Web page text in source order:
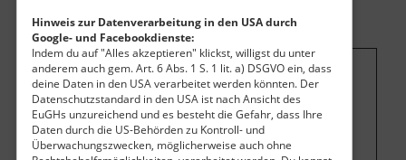
Hinweis zur Datenverarbeitung in den USA durch
Google- und Facebookdienste:
Indem du auf "Alles akzeptieren" klickst, willigst du unter
anderem auch gem. Art. 6 Abs. 1 S. 1 lit. a) DSGVO ein, dass
deine Daten in den USA verarbeitet werden könnten. Der
Datenschutzstandard in den USA ist nach Ansicht des
EuGHs unzureichend und es besteht die Gefahr, dass Ihre
Daten durch die US-Behörden zu Kontroll- und
Überwachungszwecken, möglicherweise auch ohne
Um dieses Projekt zu finanzieren, wird
hier Werbung eingeblendet. Cookie-
Einstellungen ändern